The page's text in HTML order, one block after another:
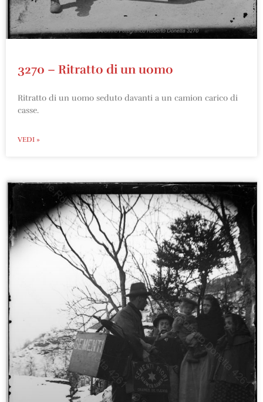
3270 – Ritratto di un uomo
Ritratto di un uomo seduto davanti a un camion carico di
casse.
VEDI »